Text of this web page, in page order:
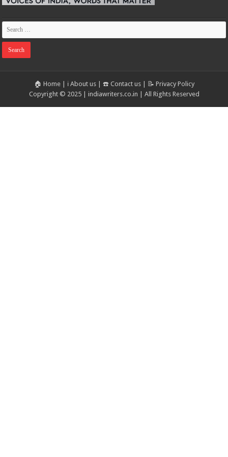
🏠 Home| ℹ️ About us| ☎️ Contact us|
📝 Privacy Policy
Copyright © 2025 | indiawriters.co.in | All Rights Reserved